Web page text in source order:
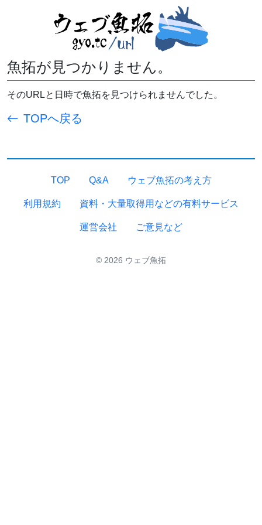
魚拓が見つかりません。
そのURLと日時で魚拓を見つけられませんでした。
TOPへ戻る
TOP Q&A ウェブ魚拓の考え方
利用規約 資料・大量取得用などの有料サービス
運営会社 ご意見など
© 2026 ウェブ魚拓